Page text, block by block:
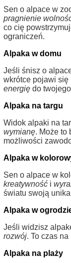
Sen o alpace w
pragnienie
co cię
ograniczeń.
Alpaka w domu
Jeśli śnisz o
wkrótce pojawi się
energię do
Alpaka na targu
Widok alpaki na
wymianę. Może to
możliwości
Alpaka w
Sen o alpace w
kreatywność i
światu swoją
Alpaka w
Jeśli widzisz
rozwój. To czas
Alpaka na plaży